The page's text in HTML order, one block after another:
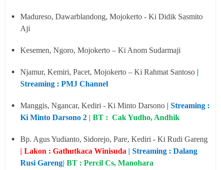
Madureso, Dawarblandong, Mojokerto - Ki Didik Sasmito
Aji
Kesemen, Ngoro, Mojokerto – Ki Anom Sudarmaji
Njamur, Kemiri, Pacet, Mojokerto – Ki Rahmat Santoso |
Streaming : PMJ Channel
Manggis, Ngancar, Kediri - Ki Minto Darsono | Streaming :
Ki Minto Darsono 2 | BT : Cak Yudho, Andhik
Bp. Agus Yudianto, Sidorejo, Pare, Kediri - Ki Rudi Gareng
| Lakon : Gathutkaca Winisuda | Streaming : Dalang
Rusi Gareng| BT : Percil Cs, Manohara